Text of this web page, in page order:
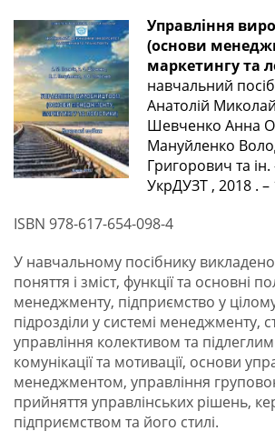
Управління
(основи
маркетингу та
навчальний
Анатолій
Шевченко Анна
Мануйленко
Григорович та ін.
УкрДУЗТ , 2018 . –
ISBN 978-617-654-098-4
У навчальному посібнику
поняття і зміст, функції та основні
менеджменту, підприємство у
підрозділи у системі менеджменту,
управління колективом та
комунікації та мотивації, основи
менеджментом, управління
прийняття управлінських рішень,
підприємством та його стилі.